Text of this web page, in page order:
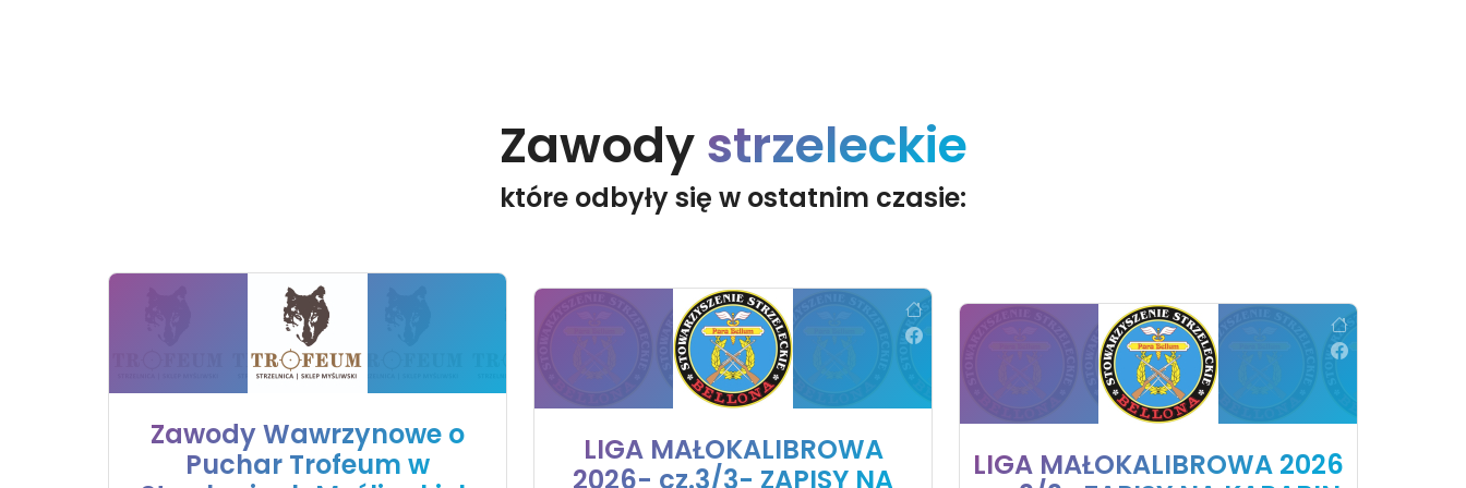
Zawodystrzeleckie
które odbyły się w ostatnim czasie:
Zawody Wawrzynowe o
Puchar Trofeum w
LIGA MAŁOKALIBROWA
2026- cz.3/3- ZAPISY NA
LIGA MAŁOKALIBROWA 2026